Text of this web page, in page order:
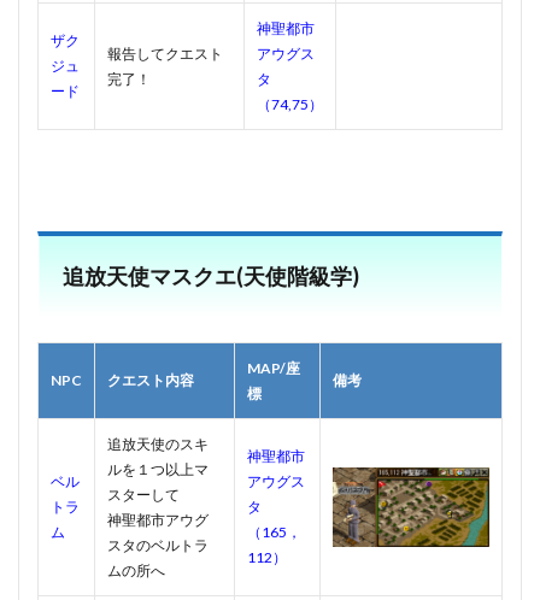
ザク
ジュ
ード
報告してクエスト
完了！
神聖都市
アウグス
タ
（74,75）
追放天使マスクエ(天使階級学)
NPC クエスト内容
MAP/座
標
備考
ベル
トラ
ム
追放天使のスキ
ルを１つ以上マ
スターして
神聖都市アウグ
スタのベルトラ
ムの所へ
神聖都市
アウグス
タ
（165，
112）